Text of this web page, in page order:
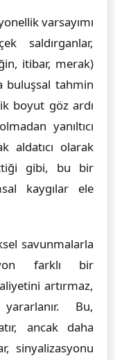
varsayımı
saldırganlar,
itibar, merak)
buluşsal tahmin
boyut göz ardı
yanıltıcı
aldatıcı olarak
gibi, bu bir
kaygılar ele
savunmalarla
farklı bir
artırmaz,
Bu,
ancak daha
sinyalizasyonu